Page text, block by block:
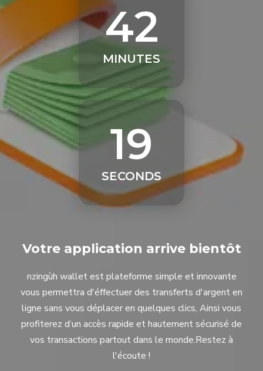
42
MINUTES
18
SECONDS
Votre application arrive bientôt
nzingùh wallet est plateforme simple et innovante
vous permettra d'éffectuer des transferts d'argent en
ligne sans vous déplacer en quelques clics, Ainsi vous
profiterez d‘un accès rapide et hautement sécurisé de
vos transactions partout dans le monde.Restez à
l'écoute !